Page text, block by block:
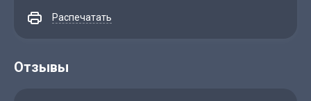
Распечатать
Отзывы